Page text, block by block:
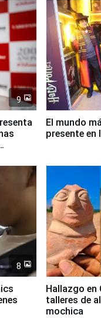
9
El mundo
presente en
8
Hallazgo en
talleres de
mochica